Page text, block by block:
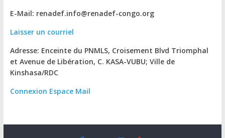
E-Mail: renadef.info@renadef-congo.org
Laisser un courriel
Adresse: Enceinte du PNMLS, Croisement Blvd Triomphal
et Avenue de Libération, C. KASA-VUBU; Ville de
Kinshasa/RDC
Connexion Espace Mail